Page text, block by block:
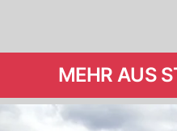
MEHR AUS